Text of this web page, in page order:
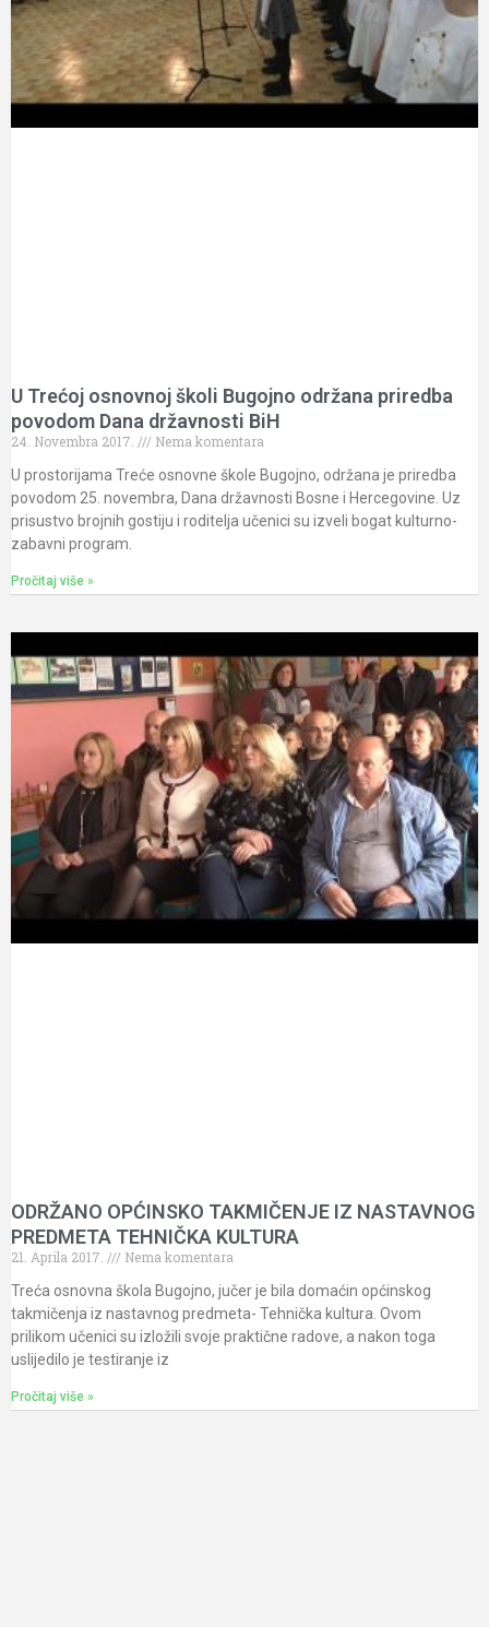
U Trećoj osnovnoj školi Bugojno održana priredba
povodom Dana državnosti BiH
24. Novembra 2017.
Nema komentara
U prostorijama Treće osnovne škole Bugojno, održana je priredba
povodom 25. novembra, Dana državnosti Bosne i Hercegovine. Uz
prisustvo brojnih gostiju i roditelja učenici su izveli bogat kulturno-
zabavni program.
Pročitaj više »
ODRŽANO OPĆINSKO TAKMIČENJE IZ NASTAVNOG
PREDMETA TEHNIČKA KULTURA
21. Aprila 2017.
Nema komentara
Treća osnovna škola Bugojno, jučer je bila domaćin općinskog
takmičenja iz nastavnog predmeta- Tehnička kultura. Ovom
prilikom učenici su izložili svoje praktične radove, a nakon toga
uslijedilo je testiranje iz
Pročitaj više »